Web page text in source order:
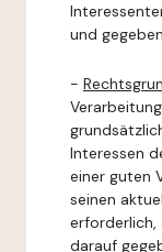
und
-
Interessen
einer guten
seinen
erforderlich,
darauf